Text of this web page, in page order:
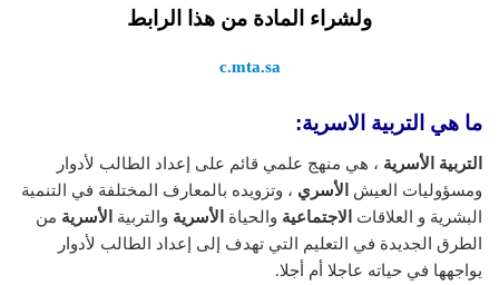
ولشراء المادة من هذا الرابط
c.mta.sa
ما هي التربية الاسرية:
التربية الأسرية ، هي منهج علمي قائم على إعداد الطالب لأدوار
ومسؤوليات العيش
الأسري ، وتزويده بالمعارف المختلفة في التنمية
البشرية و العلاقات
الاجتماعية والحياة الأسرية والتربية الأسرية من
الطرق الجديدة في التعليم التي تهدف إلى إعداد الطالب لأدوار
يواجهها في حياته عاجلا أم أجلا.